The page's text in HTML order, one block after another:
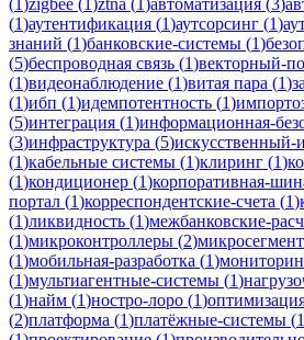
(1)zigbee (1)ztna (1)автоматизация (3)
(1)аутентификация (1)аутсорсинг (1)
знаний (1)банковские-системы (1)
(5)беспроводная связь (1)векторный-
(1)видеонаблюдение (1)витая пара (1)
(1)ибп (1)идемпотентность (1)
(5)интеграция (1)информационная-
(3)инфраструктура (5)искусственный-
(1)кабельные системы (1)клиринг (1)
(1)кондиционер (1)корпоративная-
портал (1)корреспондентские-счета (1)
(1)ликвидность (1)межбанковские-
(1)микроконтроллеры (2)
(1)мобильная-разработка (1)
(1)мультиагентные-системы (1)
(1)найм (1)ностро-лоро (1)
(2)платформа (1)платёжные-системы (1